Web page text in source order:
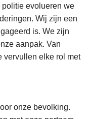
evolueren we
Wij zijn een
is. We zijn
aanpak. Van
vervullen elke rol met
onze bevolking.